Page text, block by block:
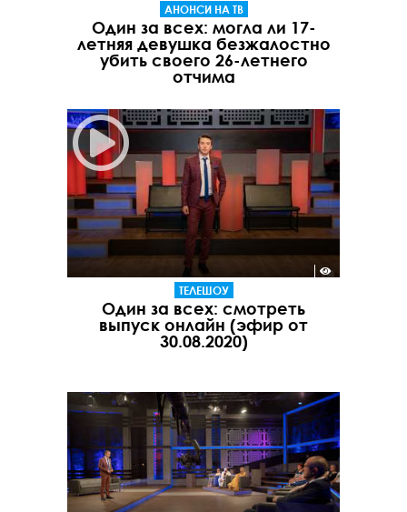
АНОНСИ НА ТВ
Один за всех: могла ли 17-
летняя девушка безжалостно
убить своего 26-летнего
отчима
ТЕЛЕШОУ
Один за всех: смотреть
выпуск онлайн (эфир от
30.08.2020)